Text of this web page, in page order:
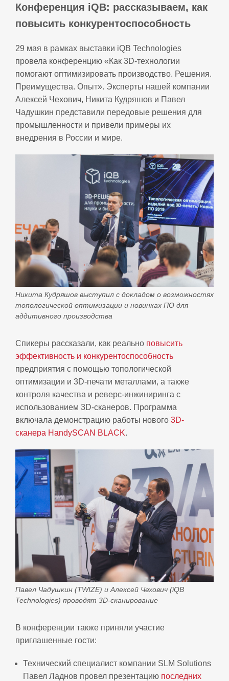
Конференция iQB: рассказываем, как
повысить конкурентоспособность
29 мая в рамках выставки iQB Technologies
провела конференцию «Как 3D-технологии
помогают оптимизировать производство. Решения.
Преимущества. Опыт». Эксперты нашей компании
Алексей Чехович, Никита Кудряшов и Павел
Чадушкин представили передовые решения для
промышленности и привели примеры их
внедрения в России и мире.
Никита Кудряшов выступил с докладом о возможностях
топологической оптимизации и новинках ПО для
аддитивного производства
Спикеры рассказали, как реально повысить
эффективность и конкурентоспособность
предприятия с помощью топологической
оптимизации и 3D-печати металлами, а также
контроля качества и реверс-инжиниринга c
использованием 3D-сканеров. Программа
включала демонстрацию работы нового 3D-
сканера HandySCAN BLACK.
Павел Чадушкин (TWIZE) и Алексей Чехович (iQB
Technologies) проводят 3D-сканирование
В конференции также приняли участие
приглашенные гости:
Технический специалист компании SLM Solutions
Павел Ладнов провел презентацию последних